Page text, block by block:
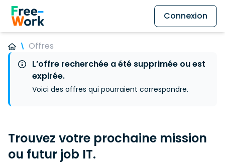
Connexion
Offres
L’offre recherchée a été supprimée ou est
expirée.
Voici des offres qui pourraient correspondre.
Trouvez votre prochaine mission
ou futur job IT.